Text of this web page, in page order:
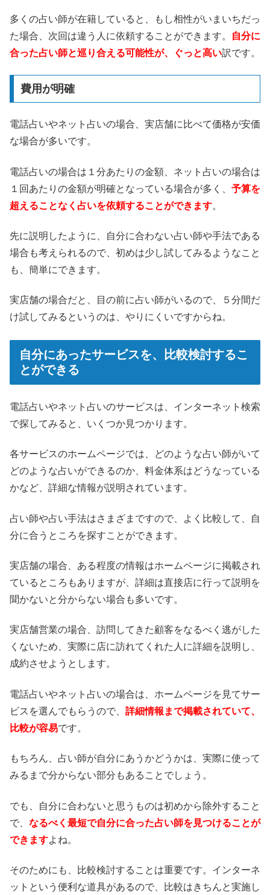
多くの占い師が在籍していると、もし相性がいまいちだっ
た場合、次回は違う人に依頼することができます。
自分に
合った占い師と巡り合える可能性が、ぐっと高い訳です。
費用が明確
電話占いやネット占いの場合、実店舗に比べて価格が安価
な場合が多いです。
電話占いの場合は１分あたりの金額、ネット占いの場合は
１回あたりの金額が明確となっている場合が多く、 予算を
超えることなく占いを依頼することができます。
先に説明したように、自分に合わない占い師や手法である
場合も考えられるので、初めは少し試してみるようなこと
も、簡単にできます。
実店舗の場合だと、目の前に占い師がいるので、５分間だ
け試してみるというのは、やりにくいですからね。
自分にあったサービスを、比較検討するこ
とができる
電話占いやネット占いのサービスは、インターネット検索
で探してみると、いくつか見つかります。
各サービスのホームページでは、どのような占い師がいて
どのような占いができるのか、料金体系はどうなっている
かなど、詳細な情報が説明されています。
占い師や占い手法はさまざまですので、よく比較して、自
分に合うところを探すことができます。
実店舗の場合、ある程度の情報はホームページに掲載され
ているところもありますが、詳細は直接店に行って説明を
聞かないと分からない場合も多いです。
実店舗営業の場合、訪問してきた顧客をなるべく逃がした
くないため、実際に店に訪れてくれた人に詳細を説明し、
成約させようとします。
電話占いやネット占いの場合は、ホームページを見てサー
ビスを選んでもらうので、 詳細情報まで掲載されていて、
比較が容易です。
もちろん、占い師が自分にあうかどうかは、実際に使って
みるまで分からない部分もあることでしょう。
でも、自分に合わないと思うものは初めから除外すること
で、 なるべく最短で自分に合った占い師を見つけることが
できますよね。
そのためにも、比較検討することは重要です。インターネ
ットという便利な道具があるので、比較はきちんと実施し